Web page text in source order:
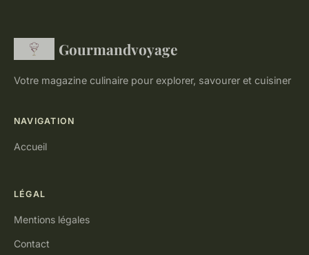
Gourmandvoyage
Votre magazine culinaire pour explorer, savourer et cuisiner
NAVIGATION
Accueil
LÉGAL
Mentions légales
Contact